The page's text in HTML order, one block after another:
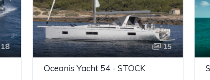
18 15
Oceanis Yacht 54 - STOCK